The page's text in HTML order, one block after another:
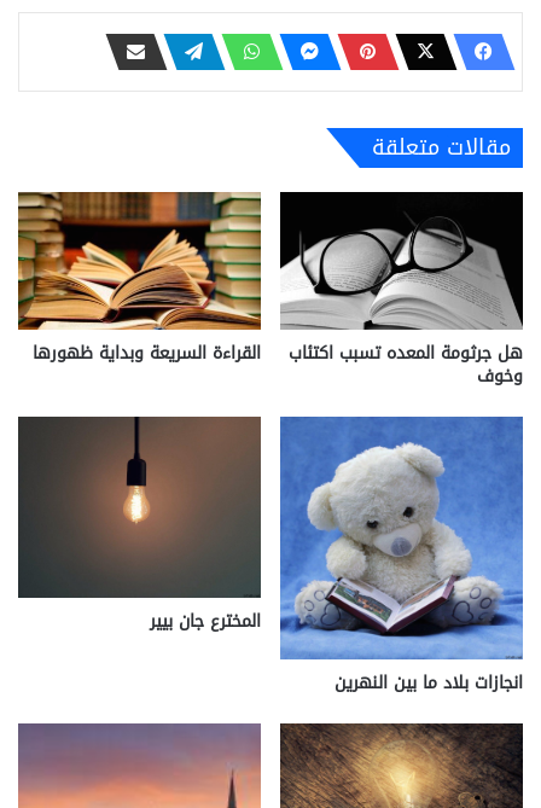
مقالات متعلقة
هل جرثومة المعده تسبب اكتئاب
وخوف
القراءة السريعة وبداية ظهورها
انجازات بلاد ما بين النهرين
المخترع جان بيير